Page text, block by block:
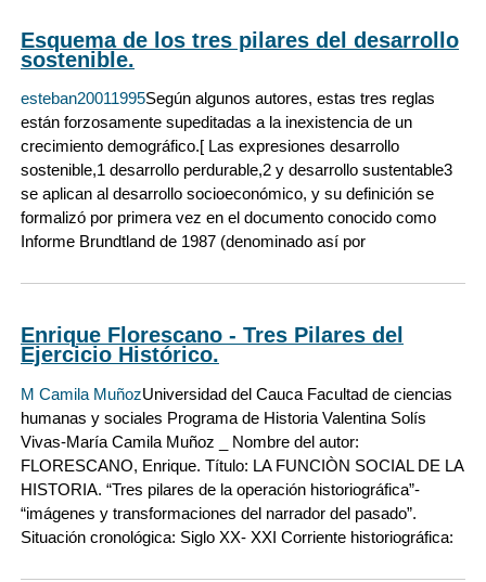
Esquema de los tres pilares del desarrollo
sostenible.
esteban20011995Según algunos autores, estas tres reglas
están forzosamente supeditadas a la inexistencia de un
crecimiento demográfico.[ Las expresiones desarrollo
sostenible,1 desarrollo perdurable,2 y desarrollo sustentable3
se aplican al desarrollo socioeconómico, y su definición se
formalizó por primera vez en el documento conocido como
Informe Brundtland de 1987 (denominado así por
Enrique Florescano - Tres Pilares del
Ejercicio Histórico.
M Camila MuñozUniversidad del Cauca Facultad de ciencias
humanas y sociales Programa de Historia Valentina Solís
Vivas-María Camila Muñoz _ Nombre del autor:
FLORESCANO, Enrique. Título: LA FUNCIÒN SOCIAL DE LA
HISTORIA. “Tres pilares de la operación historiográfica”-
“imágenes y transformaciones del narrador del pasado”.
Situación cronológica: Siglo XX- XXI Corriente historiográfica: